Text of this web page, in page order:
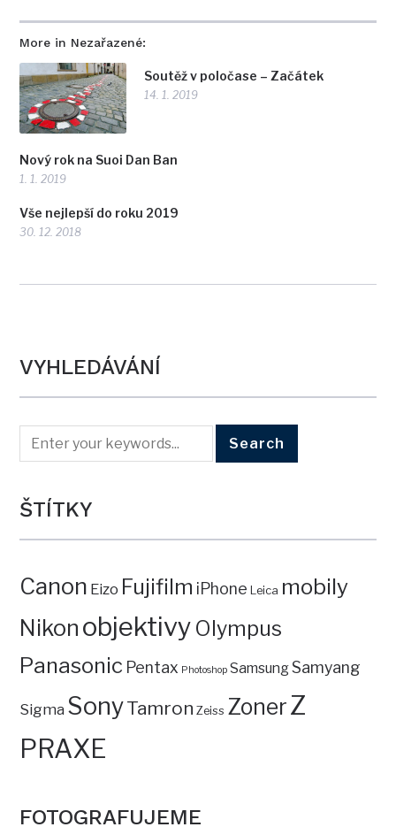
More in Nezařazené:
Soutěž v poločase – Začátek
14. 1. 2019
Nový rok na Suoi Dan Ban
1. 1. 2019
Vše nejlepší do roku 2019
30. 12. 2018
VYHLEDÁVÁNÍ
ŠTÍTKY
Canon Eizo Fujifilm iPhone Leica mobily
Nikon objektivy Olympus
Panasonic Pentax Photoshop SamsungSamyang
Sigma SonyTamron Zeiss ZonerZ
PRAXE
FOTOGRAFUJEME